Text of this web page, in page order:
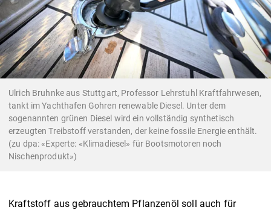
Ulrich Bruhnke aus Stuttgart, Professor Lehrstuhl Kraftfahrwesen,
tankt im Yachthafen Gohren renewable Diesel. Unter dem
sogenannten grünen Diesel wird ein vollständig synthetisch
erzeugten Treibstoff verstanden, der keine fossile Energie enthält.
(zu dpa: «Experte: «Klimadiesel» für Bootsmotoren noch
Nischenprodukt»)
Kraftstoff aus gebrauchtem Pflanzenöl soll auch für